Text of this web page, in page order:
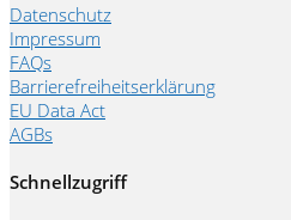
Datenschutz
Impressum
FAQs
Barrierefreiheitserklärung
EU Data Act
AGBs
Schnellzugriff